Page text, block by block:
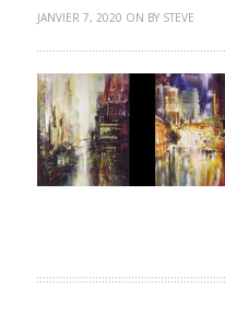
JANVIER 7, 2020 ON BY STEVE